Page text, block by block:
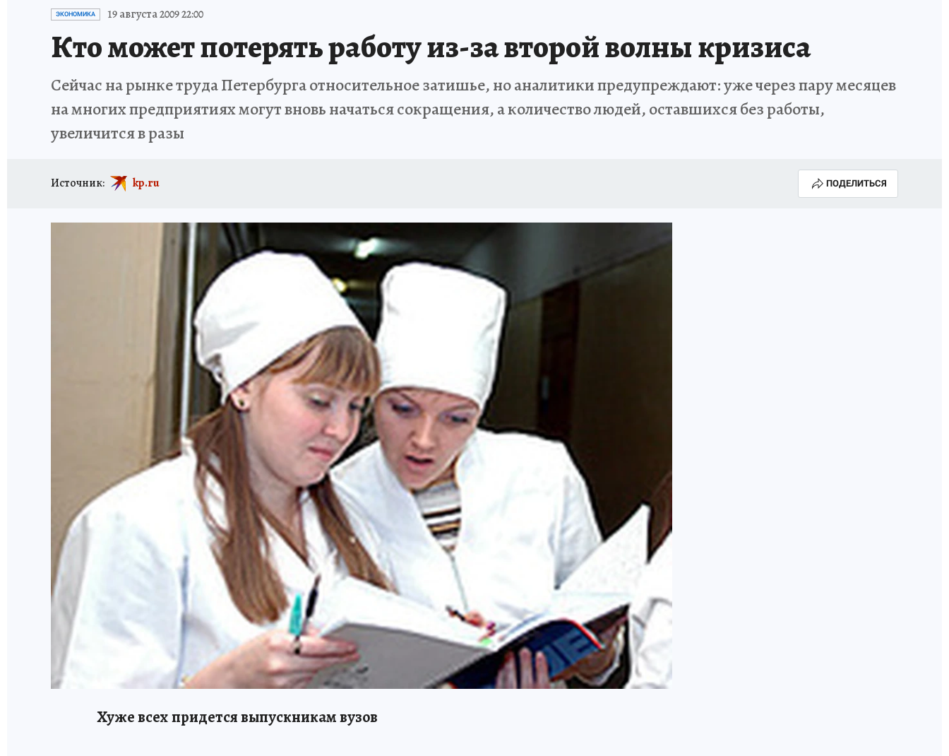
ПЕТЕРБУРГСКАЯ СТРОЙКА
ЭКОНОМИКА 19 августа 2009 22:00
Кто может потерять работу из-за второй волны кризиса
Сейчас на рынке труда Петербурга относительное затишье, но аналитики предупреждают: уже через пару месяцев
на многих предприятиях могут вновь начаться сокращения, а количество людей, оставшихся без работы,
увеличится в разы
Источник: kp.ru ПОДЕЛИТЬСЯ
Хуже всех придется выпускникам вузов